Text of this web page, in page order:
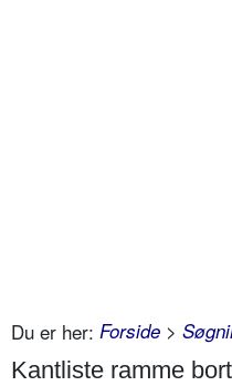
Du er her: Forside >
Kantliste ramme